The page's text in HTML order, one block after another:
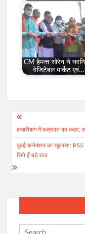
CM हेमन्त सोरेन ने
वेजिटेबल मार्केट एवं…
Post
navigation
हजारीबाग में वज्रपात का कहर:
दुबई कनेक्शन का खुलासा: RSS
छिपे हैं बड़े राज